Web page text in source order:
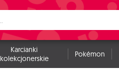
Karcianki
kolekcjonerskie
Pokémon